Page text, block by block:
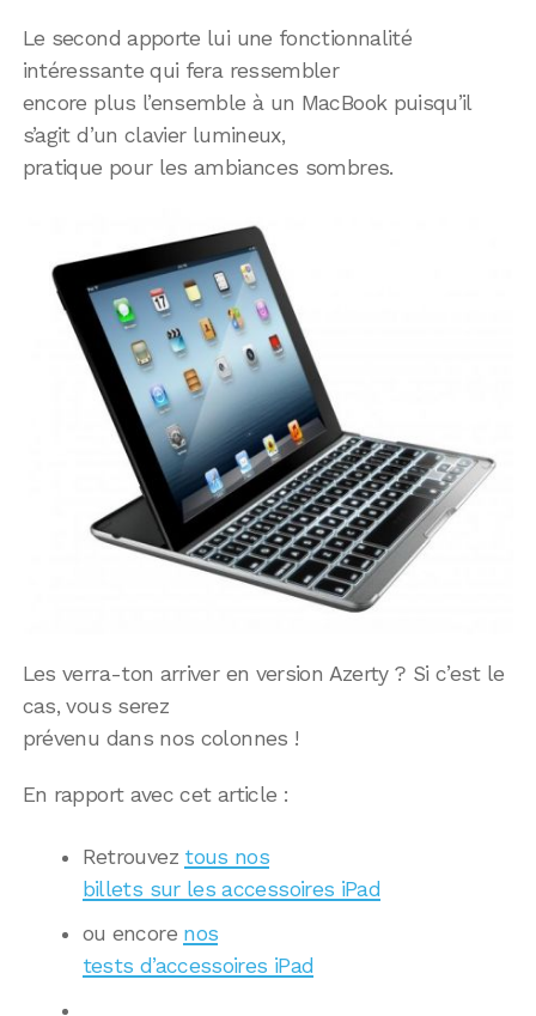
Le second apporte lui une fonctionnalité
intéressante qui fera ressembler
encore plus l’ensemble à un MacBook puisqu’il
s’agit d’un clavier lumineux,
pratique pour les ambiances sombres.
Les verra-ton arriver en version Azerty ? Si c’est le
cas, vous serez
prévenu dans nos colonnes !
En rapport avec cet article :
Retrouvez tous nos
billets sur les accessoires iPad
ou encore nos
tests d’accessoires iPad